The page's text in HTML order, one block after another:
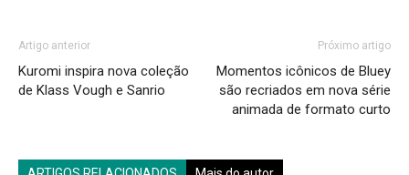
Artigo anterior
Kuromi inspira nova coleção
de Klass Vough e Sanrio
Próximo artigo
Momentos icônicos de Bluey
são recriados em nova série
animada de formato curto